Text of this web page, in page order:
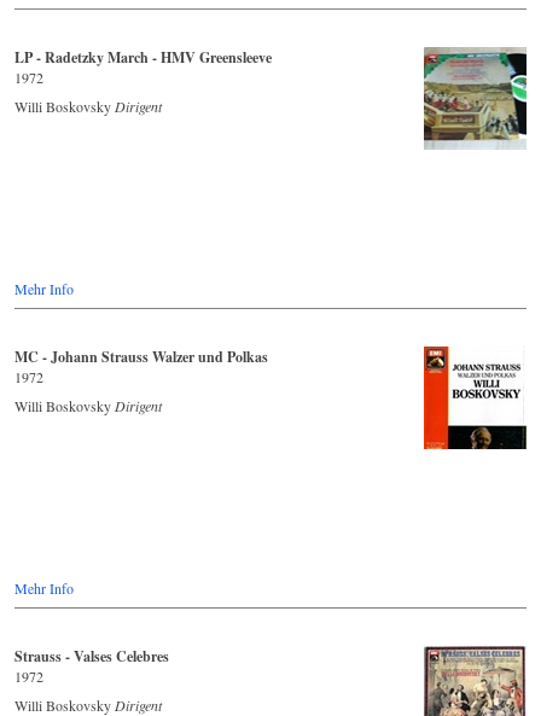
LP - Radetzky March - HMV Greensleeve
1972
Willi Boskovsky Dirigent
Mehr Info
MC - Johann Strauss Walzer und Polkas
1972
Willi Boskovsky Dirigent
Mehr Info
Strauss - Valses Celebres
1972
Willi Boskovsky Dirigent